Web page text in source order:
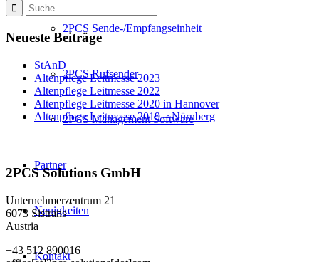
2PCS Sende-/Empfangseinheit
2PCS Rufsender
2PCS Management Software
Partner
Neuigkeiten
Kontakt
Neueste Beiträge
StAnD
Altenpflege Leitmesse 2023
Altenpflege Leitmesse 2022
Altenpflege Leitmesse 2020 in Hannover
Altenpflege Leitmesse 2019 – Nürnberg
2PCS Solutions GmbH
Unternehmerzentrum 21
6073 Sistrans
Austria
+43 512 890016